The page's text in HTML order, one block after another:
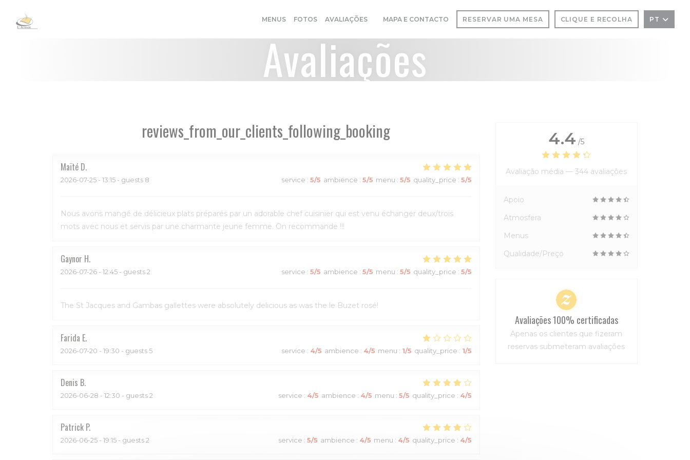
MENUS FOTOS AVALIAÇÕES
((ABRE NUMA NOVA JANELA))
MAPA E CONTACTO RESERVAR UMA MESA CLIQUE E RECOLHA PT
Avaliações
reviews_from_our_clients_following_booking
Maïté D
2026-07-25 - 13:15 - guests 8 service : 5/5 ambience : 5/5 menu : 5/5 quality_price : 5/5
Nous avons mangé de délicieux plats préparés par un adorable chef cuisinier qui est venu échanger deux/trois
mots avec nous et servis par une charmante jeune femme. On recommande !!!
Gaynor H
2026-07-26 - 12:45 - guests 2 service : 5/5 ambience : 5/5 menu : 5/5 quality_price : 5/5
The St Jacques and Gambas gallettes were absolutely delicious as was the le Buzet rosé!
Farida E
2026-07-20 - 19:30 - guests 5 service : 4/5 ambience : 4/5 menu : 1/5 quality_price : 1/5
Denis B
2026-06-28 - 12:30 - guests 2 service : 4/5 ambience : 4/5 menu : 5/5 quality_price : 4/5
Patrick P
2026-06-25 - 19:15 - guests 2 service : 5/5 ambience : 4/5 menu : 4/5 quality_price : 4/5
4.4 /5
Avaliação média —344 avaliações
Apoio
Atmosfera
Menus
Qualidade/Preço
Avaliações 100% certificadas
Apenas os clientes que fizeram
reservas submeteram avaliações